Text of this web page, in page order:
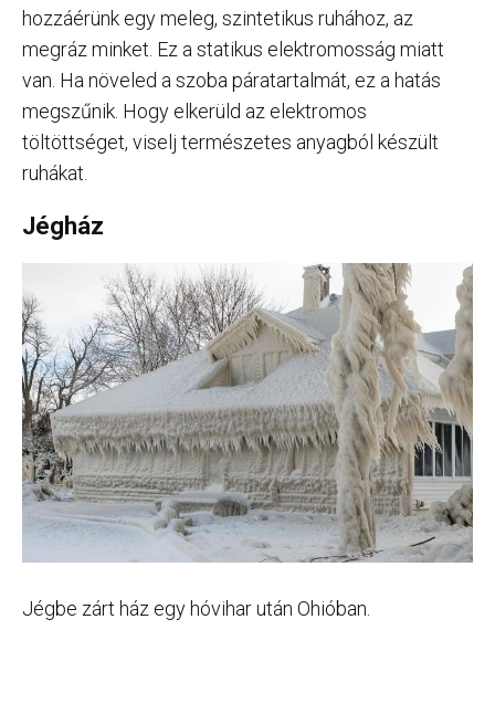
hozzáérünk egy meleg, szintetikus ruhához, az
megráz minket. Ez a statikus elektromosság miatt
van. Ha növeled a szoba páratartalmát, ez a hatás
megszűnik. Hogy elkerüld az elektromos
töltöttséget, viselj természetes anyagból készült
ruhákat.
Jégház
Jégbe zárt ház egy hóvihar után Ohióban.